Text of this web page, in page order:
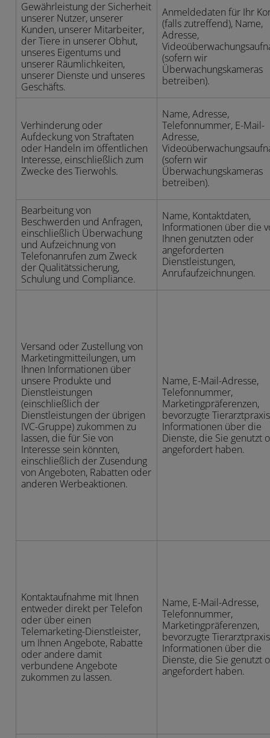
Gewährleistung der Sicherheit
unserer Nutzer, unserer
Kunden, unserer Mitarbeiter,
der Tiere in unserer Obhut,
unseres Eigentums und
unserer Räumlichkeiten,
unserer Dienste und unseres
Geschäfts.
Anmeldedaten für Ihr
(falls zutreffend), Name,
Adresse,
(sofern wir
Überwachungskameras
betreiben).
Verhinderung oder
Aufdeckung von Straftaten
oder Handeln im öffentlichen
Interesse, einschließlich zum
Zwecke des Tierwohls.
Name, Adresse,
Telefonnummer, E-Mail-
Adresse,
(sofern wir
Überwachungskameras
betreiben).
Bearbeitung von
Beschwerden und Anfragen,
einschließlich Überwachung
und Aufzeichnung von
Telefonanrufen zum Zweck
der Qualitätssicherung,
Schulung und Compliance.
Name, Kontaktdaten,
Informationen über die
Ihnen genutzten oder
angeforderten
Dienstleistungen,
Anrufaufzeichnungen.
Versand oder Zustellung von
Marketingmitteilungen, um
Ihnen Informationen über
unsere Produkte und
Dienstleistungen
(einschließlich der
Dienstleistungen der übrigen
IVC-Gruppe) zukommen zu
lassen, die für Sie von
Interesse sein könnten,
einschließlich der Zusendung
von Angeboten, Rabatten oder
anderen Werbeaktionen.
Name, E-Mail-Adresse,
Telefonnummer,
Marketingpräferenzen,
bevorzugte
Informationen über die
Dienste, die Sie genutzt
angefordert haben.
Kontaktaufnahme mit Ihnen
entweder direkt per Telefon
oder über einen
Telemarketing-Dienstleister,
um Ihnen Angebote, Rabatte
oder andere damit
verbundene Angebote
zukommen zu lassen.
Name, E-Mail-Adresse,
Telefonnummer,
Marketingpräferenzen,
bevorzugte
Informationen über die
Dienste, die Sie genutzt
angefordert haben.